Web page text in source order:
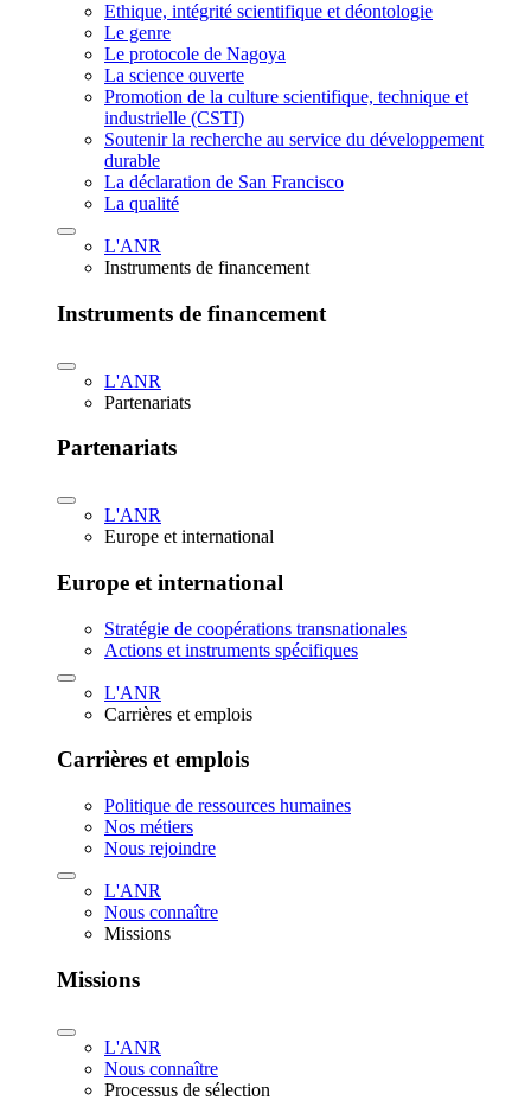
Ethique, intégrité scientifique et déontologie
Le genre
Le protocole de Nagoya
La science ouverte
Promotion de la culture scientifique, technique et
industrielle (CSTI)
Soutenir la recherche au service du développement
durable
La déclaration de San Francisco
La qualité
L'ANR
Instruments de financement
Instruments de financement
L'ANR
Partenariats
Partenariats
L'ANR
Europe et international
Europe et international
Stratégie de coopérations transnationales
Actions et instruments spécifiques
L'ANR
Carrières et emplois
Carrières et emplois
Politique de ressources humaines
Nos métiers
Nous rejoindre
L'ANR
Nous connaître
Missions
Missions
L'ANR
Nous connaître
Processus de sélection